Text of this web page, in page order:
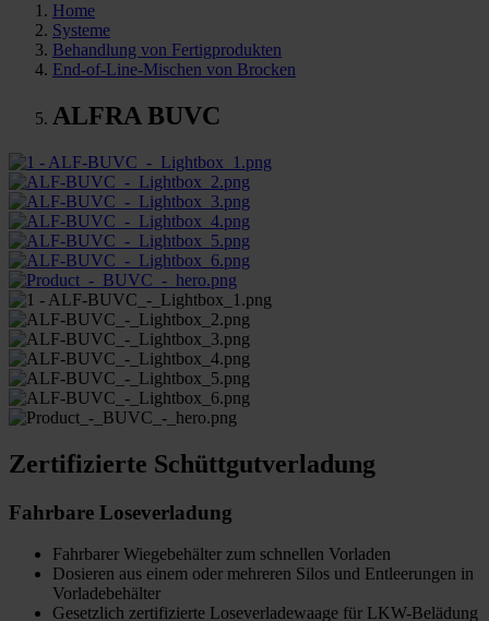
Home
Systeme
Behandlung von Fertigprodukten
End-of-Line-Mischen von Brocken
ALFRA BUVC
Zertifizierte Schüttgutverladung
Fahrbare Loseverladung
Fahrbarer Wiegebehälter zum schnellen Vorladen
Dosieren aus einem oder mehreren Silos und Entleerungen in
Vorladebehälter
Gesetzlich zertifizierte Loseverladewaage für LKW-Belädung